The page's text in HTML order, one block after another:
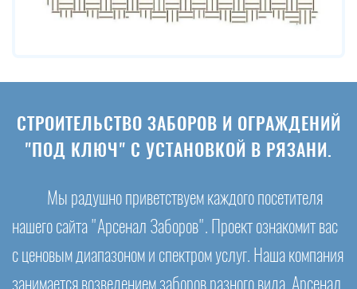
СТРОИТЕЛЬСТВО ЗАБОРОВ И ОГРАЖДЕНИЙ
"ПОД КЛЮЧ" С УСТАНОВКОЙ В РЯЗАНИ.
Мы радушно приветствуем каждого посетителя
нашего сайта "Арсенал Заборов". Проект ознакомит вас
с ценовым диапазоном и спектром услуг. Наша компания
занимается возведением заборов разного вида. Арсенал